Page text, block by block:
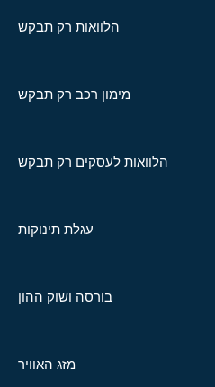
הלוואות רק תבקש
מימון רכב רק תבקש
הלוואות לעסקים רק תבקש
עגלת תינוקות
בורסה ושוק ההון
מזג האוויר